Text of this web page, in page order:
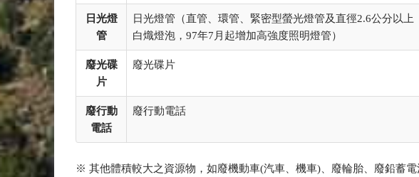
日光燈
管
日光燈管（直管、環管、緊密型螢光燈管及直徑2.6公分以上
白熾燈泡，97年7月起增加高強度照明燈管）
廢光碟
片
廢光碟片
廢行動
電話
廢行動電話
※ 其他體積較大之資源物，如廢機動車(汽車、機車)、廢輪胎、廢鉛蓄